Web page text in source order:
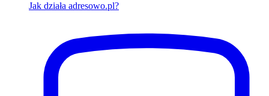
Jak działa adresowo.pl?